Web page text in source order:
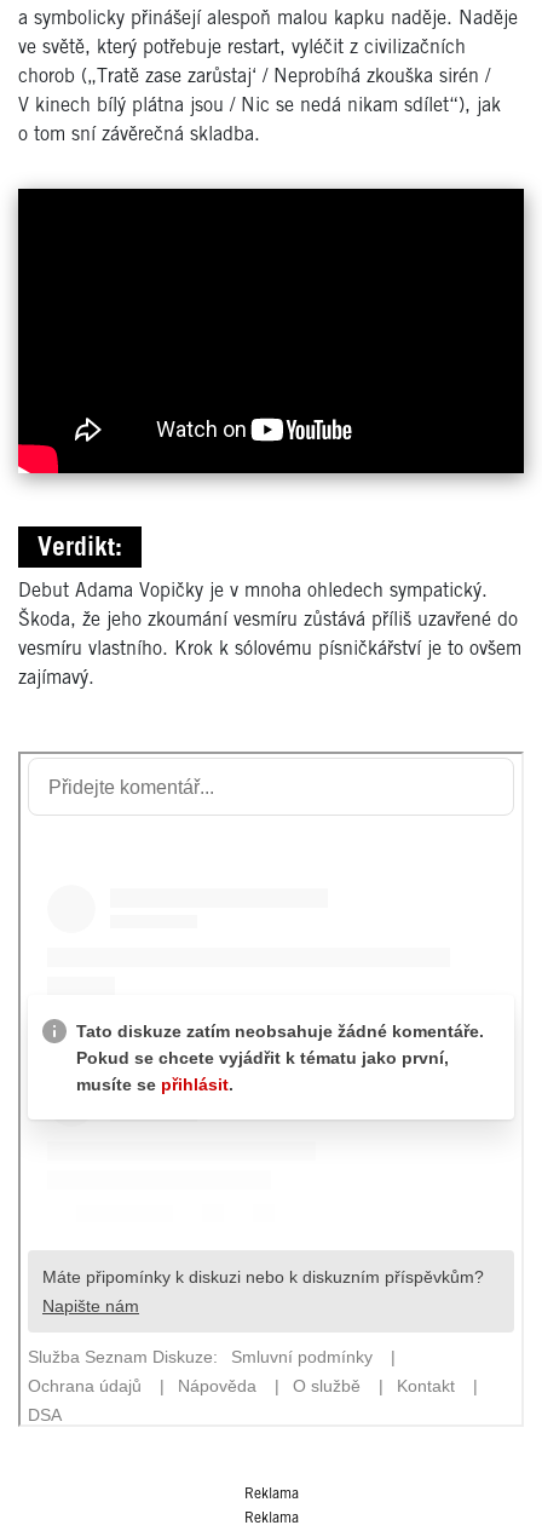
a symbolicky přinášejí alespoň malou kapku naděje. Naděje
ve světě, který potřebuje restart, vyléčit z civilizačních
chorob („Tratě zase zarůstaj‘ / Neprobíhá zkouška sirén /
V kinech bílý plátna jsou / Nic se nedá nikam sdílet“), jak
o tom sní závěrečná skladba.
Verdikt:
Debut Adama Vopičky je v mnoha ohledech sympatický.
Škoda, že jeho zkoumání vesmíru zůstává příliš uzavřené do
vesmíru vlastního. Krok k sólovému písničkářství je to ovšem
zajímavý.
Reklama
Reklama